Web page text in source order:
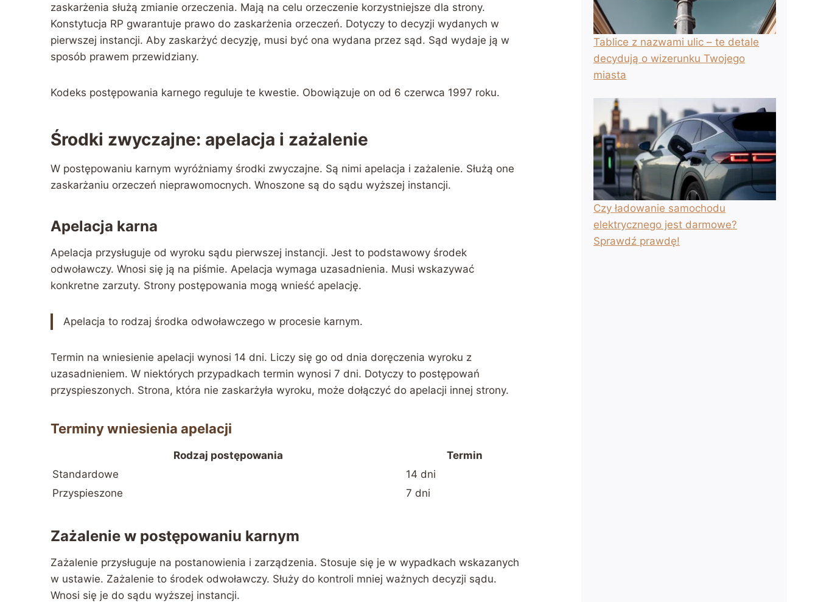
zaskarżenia służą zmianie orzeczenia. Mają na celu orzeczenie korzystniejsze dla strony.
Konstytucja RP gwarantuje prawo do zaskarżenia orzeczeń. Dotyczy to decyzji wydanych w
pierwszej instancji. Aby zaskarżyć decyzję, musi być ona wydana przez sąd. Sąd wydaje ją w
sposób prawem przewidziany.
Kodeks postępowania karnego reguluje te kwestie. Obowiązuje on od 6 czerwca 1997 roku.
Środki zwyczajne: apelacja i zażalenie
W postępowaniu karnym wyróżniamy środki zwyczajne. Są nimi apelacja i zażalenie. Służą one
zaskarżaniu orzeczeń nieprawomocnych. Wnoszone są do sądu wyższej instancji.
Apelacja karna
Apelacja przysługuje od wyroku sądu pierwszej instancji. Jest to podstawowy środek
odwoławczy. Wnosi się ją na piśmie. Apelacja wymaga uzasadnienia. Musi wskazywać
konkretne zarzuty. Strony postępowania mogą wnieść apelację.
Apelacja to rodzaj środka odwoławczego w procesie karnym.
Termin na wniesienie apelacji wynosi 14 dni. Liczy się go od dnia doręczenia wyroku z
uzasadnieniem. W niektórych przypadkach termin wynosi 7 dni. Dotyczy to postępowań
przyspieszonych. Strona, która nie zaskarżyła wyroku, może dołączyć do apelacji innej strony.
Terminy wniesienia apelacji
Rodzaj postępowania
Termin
Standardowe
14 dni
Przyspieszone
7 dni
Zażalenie w postępowaniu karnym
Zażalenie przysługuje na postanowienia i zarządzenia. Stosuje się je w wypadkach wskazanych
w ustawie. Zażalenie to środek odwoławczy. Służy do kontroli mniej ważnych decyzji sądu.
Wnosi się je do sądu wyższej instancji.
Tablice z nazwami ulic – te detale
decydują o wizerunku Twojego
miasta
Czy ładowanie samochodu
elektrycznego jest darmowe?
Sprawdź prawdę!